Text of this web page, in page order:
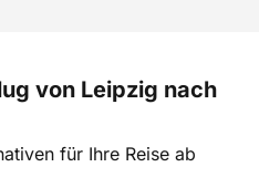
von Leipzig nach
für Ihre Reise ab